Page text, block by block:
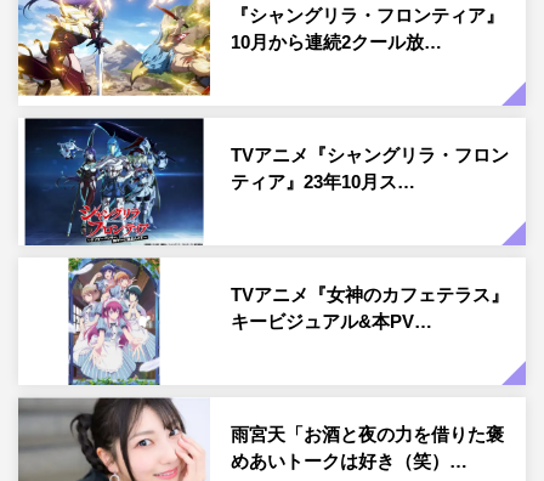
◆『シャングリラ・フロンティア』（以下、『シャンフ
ロ』）への出演はオーディションだったそうですね。
テープオーディションだったんですけど、それが作品との
一番最初の出会いのはずで、もう何年も前のことになるん
です。そこでは玲ちゃん（斎賀 玲）だけを受けていまし
『シャングリラ・フロンティア』
10月から連続2クール放…
TVアニメ『シャングリラ・フロン
ティア』23年10月ス…
TVアニメ『女神のカフェテラス』
キービジュアル&本PV…
雨宮天「お酒と夜の力を借りた褒
めあいトークは好き（笑）…